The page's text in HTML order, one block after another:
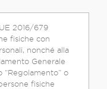
2016/679
fisiche con
nonché alla
Generale
o